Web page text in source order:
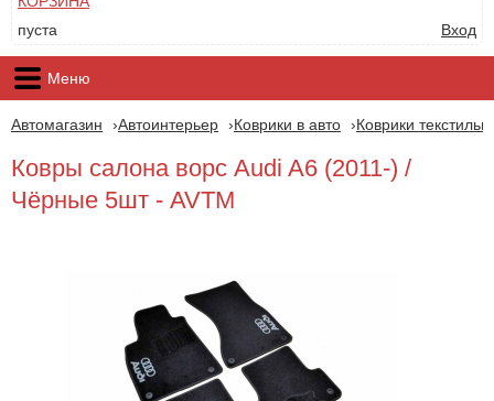
пуста
Вход
Меню
Автомагазин Автоинтерьер Коврики в авто Коврики
Ковры салона ворс Audi A6 (2011-) /
Чёрные 5шт - AVTM